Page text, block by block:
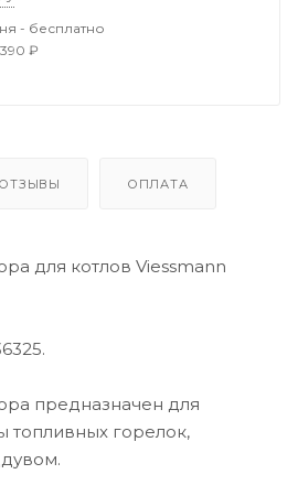
- бесплатно
₽
ОТЗЫВЫ ОПЛАТА
для котлов Viessmann
предназначен для
топливных горелок,